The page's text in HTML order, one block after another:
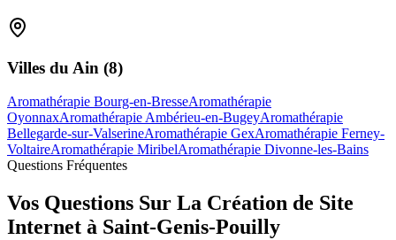
Villes du Ain (8)
Aromathérapie Bourg-en-BresseAromathérapie
OyonnaxAromathérapie Ambérieu-en-BugeyAromathérapie
Bellegarde-sur-ValserineAromathérapie GexAromathérapie Ferney-
VoltaireAromathérapie MiribelAromathérapie Divonne-les-Bains
Questions Fréquentes
Vos Questions Sur La Création de Site
Internet à Saint-Genis-Pouilly